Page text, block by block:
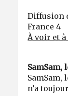
Diffusion
France 4
À voir et
SamSam,
SamSam,
n’a